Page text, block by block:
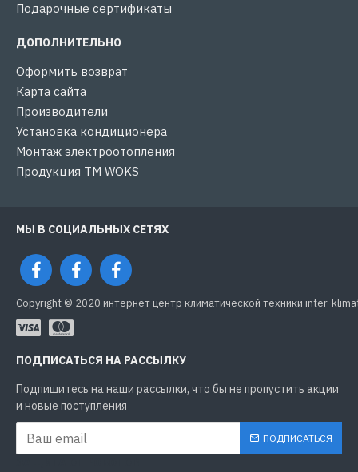
Подарочные сертификаты
ДОПОЛНИТЕЛЬНО
Оформить возврат
Карта сайта
Производители
Установка кондиционера
Монтаж электроотопления
Продукция ТМ WOKS
МЫ В СОЦИАЛЬНЫХ СЕТЯХ
Copyright © 2020 интернет центр климатической техники inter-
ПОДПИСАТЬСЯ НА РАССЫЛКУ
Подпишитесь на наши рассылки, что бы не пропустить акции
и новые поступления
ПОДПИСАТЬСЯ